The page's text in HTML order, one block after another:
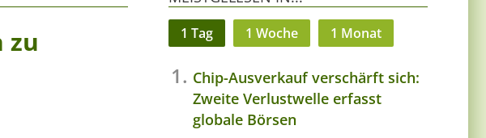
zu
1 Tag 1 Woche 1 Monat
Chip-Ausverkauf verschärft sich:
Zweite Verlustwelle erfasst
globale Börsen